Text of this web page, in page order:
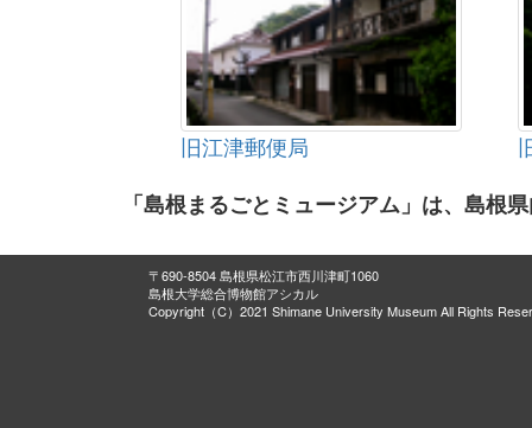
旧江津郵便局
「島根まるごとミュージアム」は、島根
〒690-8504 島根県松江市西川津町1060
島根大学総合博物館アシカル
Copyright（C）2021 Shimane University Museum All Rights